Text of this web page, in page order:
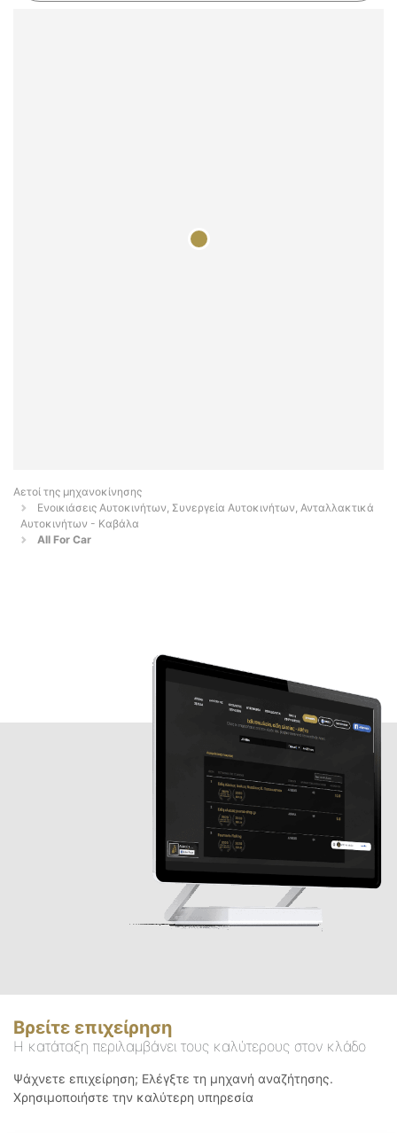
Αετοί της μηχανοκίνησης
Ενοικιάσεις Αυτοκινήτων, Συνεργεία Αυτοκινήτων, Ανταλλακτικά
Αυτοκινήτων - Καβάλα
All For Car
Βρείτε επιχείρηση
Η κατάταξη περιλαμβάνει τους καλύτερους στον κλάδο
Ψάχνετε επιχείρηση; Ελέγξτε τη μηχανή αναζήτησης.
Χρησιμοποιήστε την καλύτερη υπηρεσία